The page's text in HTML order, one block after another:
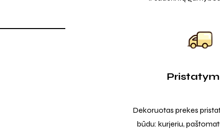
Dekoruotas prekes
būdu: kurjeriu,